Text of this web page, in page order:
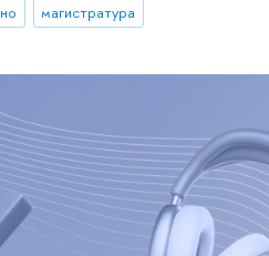
магистратура